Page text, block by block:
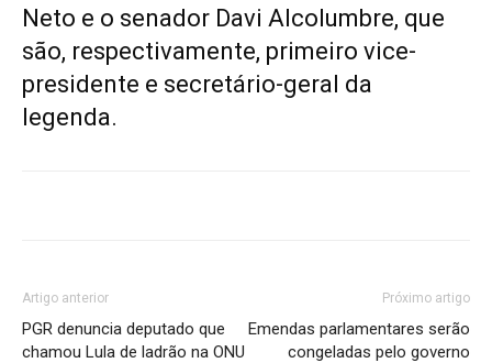
Neto e o senador Davi Alcolumbre, que
são, respectivamente, primeiro vice-
presidente e secretário-geral da
legenda.
Artigo anterior
PGR denuncia deputado que
chamou Lula de ladrão na ONU
Próximo artigo
Emendas parlamentares serão
congeladas pelo governo